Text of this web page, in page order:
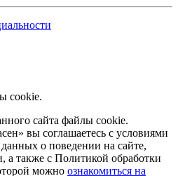
cookie.
сайта файлы cookie.
вы соглашаетесь с условиями
о поведении на сайте,
также с Политикой обработки
можно ознакомиться на